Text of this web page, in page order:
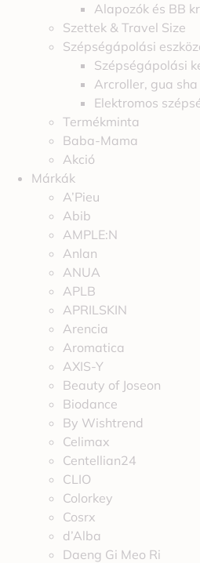
Alapozók és BB
Szettek & Travel Size
Szépségápolási
Szépségápolási
Arcroller, gua sha
Elektromos
Termékminta
Baba-Mama
Akció
Márkák
A’Pieu
Abib
AMPLE:N
Anlan
ANUA
APLB
APRILSKIN
Arencia
Aromatica
AXIS-Y
Beauty of Joseon
Biodance
By Wishtrend
Celimax
Centellian24
CLIO
Colorkey
Cosrx
d’Alba
Daeng Gi Meo Ri